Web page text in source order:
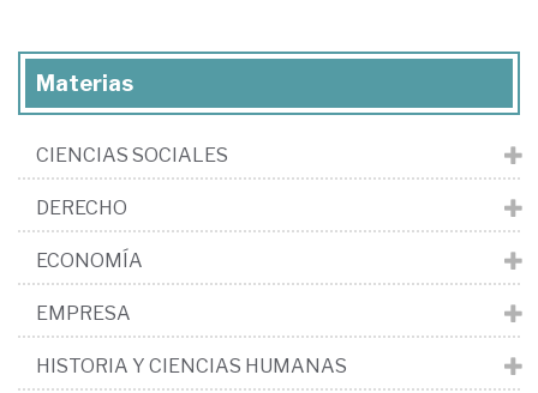
Materias
CIENCIAS SOCIALES
DERECHO
ECONOMÍA
EMPRESA
HISTORIA Y CIENCIAS HUMANAS